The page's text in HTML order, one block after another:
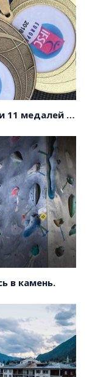
Российские скалолазы завоевали 11 медалей на первенстве Европы!
в камень.